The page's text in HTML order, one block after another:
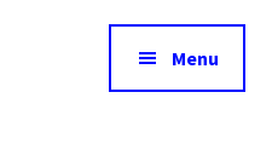
Menu